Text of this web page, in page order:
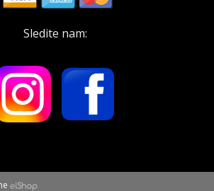
Sledite nam: